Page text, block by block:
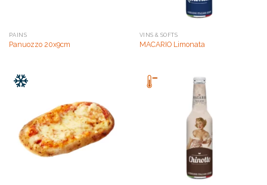
PAINS
Panuozzo 20x9cm
VINS & SOFTS
MACARIO Limonata